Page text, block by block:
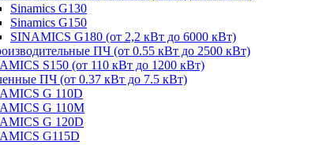
Sinamics G130
Sinamics G150
SINAMICS G180 (от 2,2 кВт до 6000 кВт)
ПЧ (от 0.55 кВт до 2500 кВт)
S150 (от 110 кВт до 1200 кВт)
ПЧ (от 0.37 кВт до 7.5 кВт)
G 110D
G 110M
G 120D
G115D